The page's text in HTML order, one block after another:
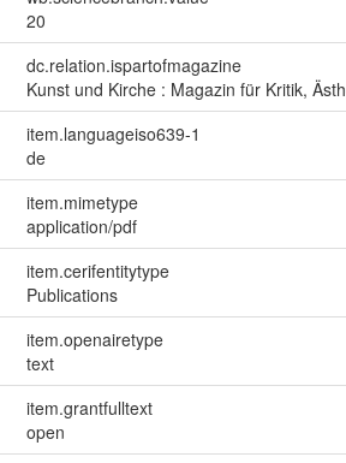
20
dc.relation.ispartofmagazine
Kunst und Kirche : Magazin für Kritik,
item.languageiso639-1
de
item.mimetype
application/pdf
item.cerifentitytype
Publications
item.openairetype
text
item.grantfulltext
open